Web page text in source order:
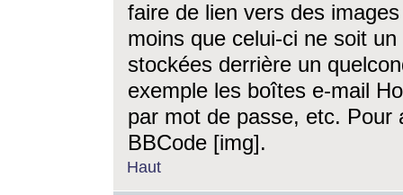
faire de lien vers des
moins que celui-ci ne soit
stockées derrière un
exemple les boîtes e-mail
par mot de passe, etc. Pour
BBCode [img].
Haut